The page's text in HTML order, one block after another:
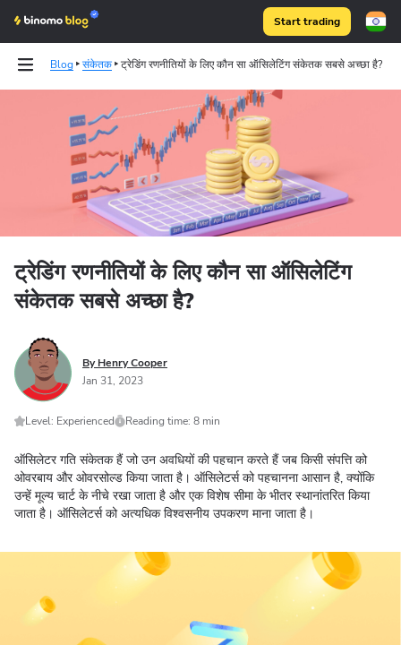
Start trading
Blog संकेतक ट्रेडिंग रणनीतियों के लिए कौन सा ऑसिलेटिंग संकेतक सबसे अच्छा है?
Binomo on Telegram
ट्रेडिंग रणनीतियों के लिए कौन सा ऑसिलेटिंग
संकेतक सबसे अच्छा है?
By Henry Cooper
Jan 31, 2023
Level: Experienced Reading time: 8 min
ऑसिलेटर गति संकेतक हैं जो उन अवधियों की पहचान करते हैं जब किसी संपत्ति को
ओवरबाय और ओवरसोल्ड किया जाता है। ऑसिलेटर्स को पहचानना आसान है, क्योंकि
उन्हें मूल्य चार्ट के नीचे रखा जाता है और एक विशेष सीमा के भीतर स्थानांतरित किया
जाता है। ऑसिलेटर्स को अत्यधिक विश्वसनीय उपकरण माना जाता है।